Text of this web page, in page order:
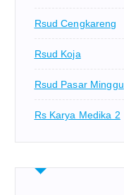
Rsud Cengkareng
Rsud Koja
Rsud Pasar Minggu
Rs Karya Medika 2